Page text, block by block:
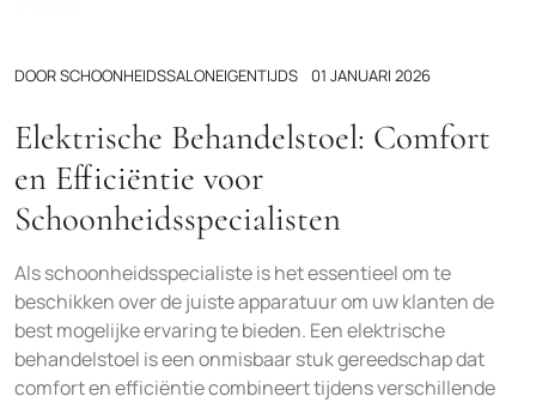
DOORSCHOONHEIDSSALONEIGENTIJDS 01 JANUARI 2026
Elektrische Behandelstoel: Comfort
en Efficiëntie voor
Schoonheidsspecialisten
Als schoonheidsspecialiste is het essentieel om te
beschikken over de juiste apparatuur om uw klanten de
best mogelijke ervaring te bieden. Een elektrische
behandelstoel is een onmisbaar stuk gereedschap dat
comfort en efficiëntie combineert tijdens verschillende